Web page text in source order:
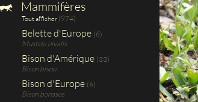
Mammifères
Tout afficher (974)
Belette d'Europe (6)
Mustela nivalis
Bison d'Amérique (33)
Bison bison
Bison d'Europe (6)
Bison bonasus